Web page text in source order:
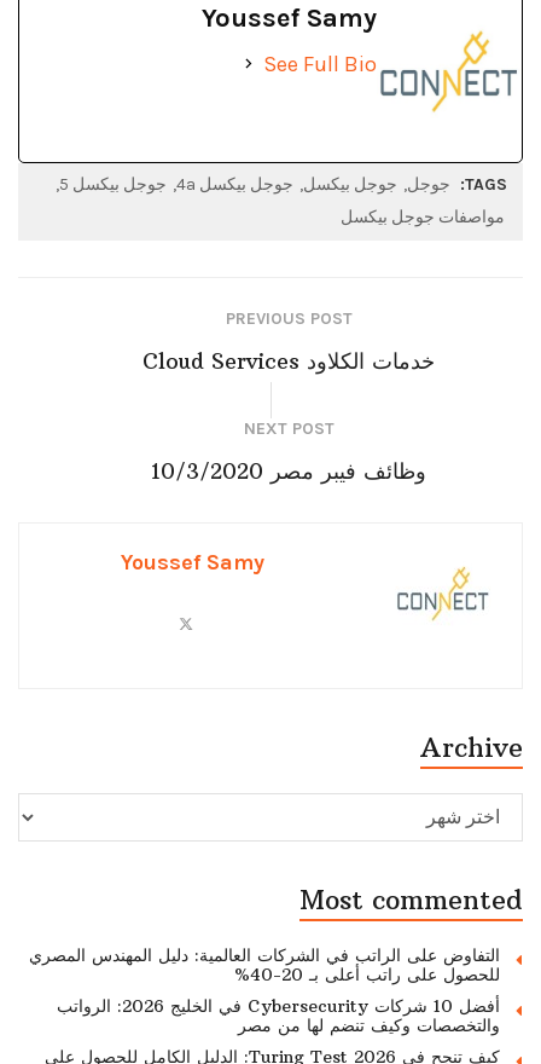
Youssef Samy
See Full Bio
TAGS: جوجل جوجل بيكسل جوجل بيكسل 4a
جوجل بيكسل 5
مواصفات جوجل بيكسل
PREVIOUS POST
خدمات الكلاود Cloud Services
NEXT POST
وظائف فيبر مصر 10/3/2020
Youssef Samy
Archive
Archive
Most commented
التفاوض على الراتب في الشركات العالمية: دليل المهندس المصري
للحصول على راتب أعلى بـ 20-40%
أفضل 10 شركات Cybersecurity في الخليج 2026: الرواتب
والتخصصات وكيف تنضم لها من مصر
كيف تنجح في Turing Test 2026: الدليل الكامل للحصول على